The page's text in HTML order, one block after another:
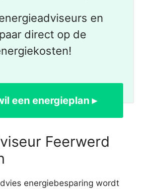
en
direct op de
een energieplan ▸
Feerwerd
energiebesparing wordt